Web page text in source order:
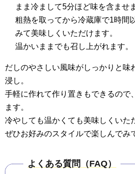
まま冷まして5分ほど味を含ませ
粗熱を取ってから冷蔵庫で1時間
みて美味しくいただけます。
温かいままでも召し上がれます。
だしのやさしい風味がしっかりと味
浸し。
手軽に作れて作り置きもできるので
ます。
冷やしても温かくても美味しくいた
ぜひお好みのスタイルで楽しんでみ
よくある質問（FAQ）